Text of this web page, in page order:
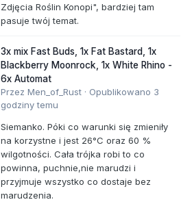
Zdjęcia Roślin Konopi", bardziej tam
pasuje twój temat.
3x mix Fast Buds, 1x Fat Bastard, 1x
Blackberry Moonrock, 1x White Rhino -
6x Automat
Przez Men_of_Rust · Opublikowano 3
godziny temu
Siemanko. Póki co warunki się zmieniły
na korzystne i jest 26°C oraz 60 %
wilgotności. Cała trójka robi to co
powinna, puchnie,nie marudzi i
przyjmuje wszystko co dostaje bez
marudzenia.